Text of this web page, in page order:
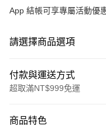
App 結帳可享專屬活動優
請選擇商品選項
付款與運送方式
超取滿NT$999免運
信用卡一次付款
商品特色